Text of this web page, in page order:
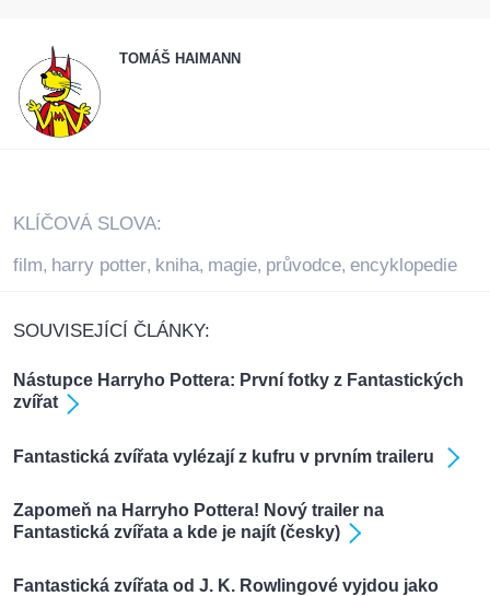
TOMÁŠ HAIMANN
KLÍČOVÁ SLOVA:
film, harry potter, kniha, magie, průvodce, encyklopedie
SOUVISEJÍCÍ ČLÁNKY:
Nástupce Harryho Pottera: První fotky z Fantastických
zvířat
Fantastická zvířata vylézají z kufru v prvním traileru
Zapomeň na Harryho Pottera! Nový trailer na
Fantastická zvířata a kde je najít (česky)
Fantastická zvířata od J. K. Rowlingové vyjdou jako